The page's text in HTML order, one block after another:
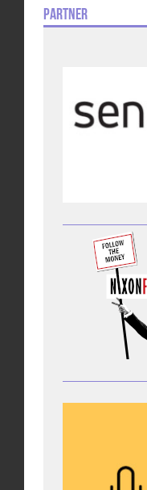
Partner